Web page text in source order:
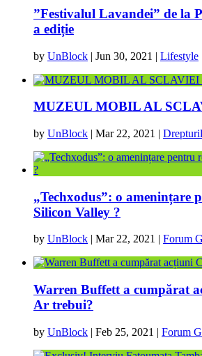
”Festivalul Lavandei” de la
a ediție
by UnBlock | Jun 30, 2021 | Lifestyle
MUZEUL MOBIL AL
by UnBlock | Mar 22, 2021 |
„Techxodus”: o amenințare
Silicon Valley ?
by UnBlock Mar 22, 2021 Forum
Warren Buffett a cumpărat
Ar trebui?
by UnBlock | Feb 25, 2021 | Forum